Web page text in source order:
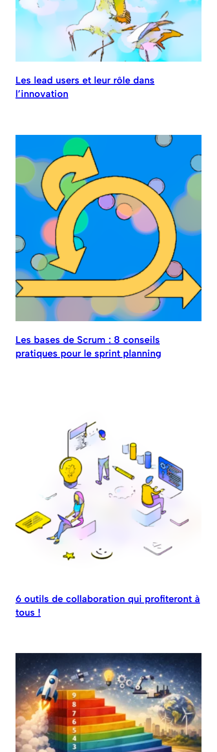
Les lead users et leur rôle dans
l’innovation
Les bases de Scrum : 8 conseils
pratiques pour le sprint planning
6 outils de collaboration qui profiteront à
tous !